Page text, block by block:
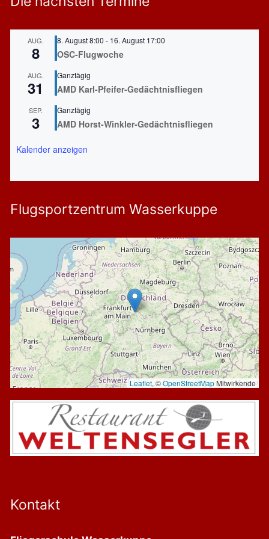
AUG.
8
8. August 8:00 - 16. August 17:00
OSC-Flugwoche
AUG.
31
Ganztägig
AMD Karl-Pfeifer-Gedächtnisfliegen
SEP.
3
Ganztägig
AMD Horst-Winkler-Gedächtnisfliegen
Kalender anzeigen
Flugsportzentrum Wasserkuppe
Leaflet, ©OpenStreetMapMitwirkende
Kontakt